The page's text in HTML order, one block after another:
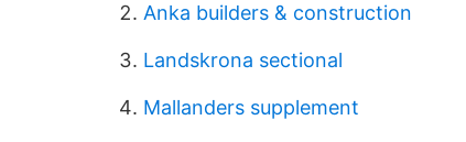
Anka builders & construction
Landskrona sectional
Mallanders supplement